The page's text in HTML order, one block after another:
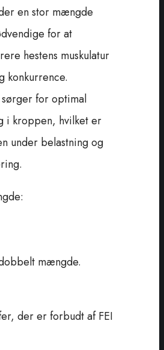
en stor mængde
for at
hestens muskulatur
konkurrence.
for optimal
i kroppen, hvilket er
under belastning og
mængde.
der er forbudt af FEI